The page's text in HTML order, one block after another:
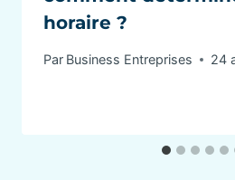
horaire ?
Par Business Entreprises 24